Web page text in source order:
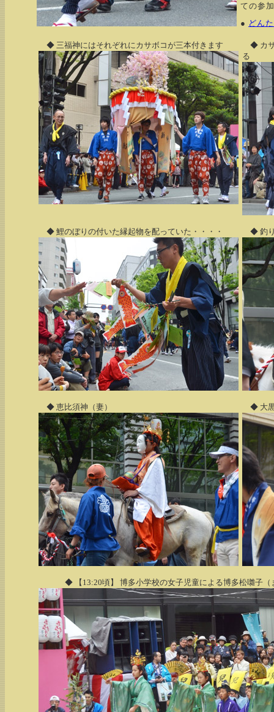
ての参
● どん
◆ 三福神にはそれぞれにカサボコが三本付きます
◆ カサ
る
◆ 鯉のぼりの付いた縁起物を配っていた・・・・ ◆ 釣り
◆ 恵比須神（妻） ◆ 大
◆ 【13:20頃】 博多小学校の女子児童による博多松囃子